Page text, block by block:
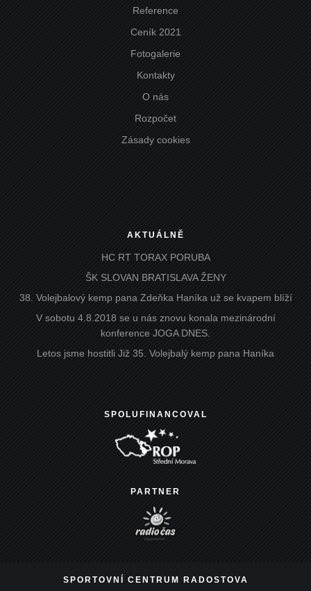
Reference
Ceník 2021
Fotogalerie
Kontakty
O nás
Rozpočet
Zásady cookies
AKTUÁLNĚ
HC RT TORAX PORUBA
ŠK SLOVAN BRATISLAVA ŽENY
38. Volejbalový kemp pana Zdeňka Haníka už se kvapem blíží
V sobotu 4.8.2018 se u nás znovu konala mezinárodní
konference JOGA DNES.
Letos jsme hostitli Již 35. Volejbalý kemp pana Haníka
SPOLUFINANCOVAL
PARTNER
SPORTOVNÍ CENTRUM RADOSTOVA